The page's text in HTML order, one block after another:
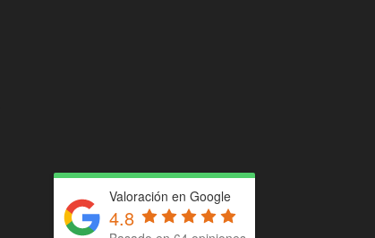
Valoración en Google
4.8